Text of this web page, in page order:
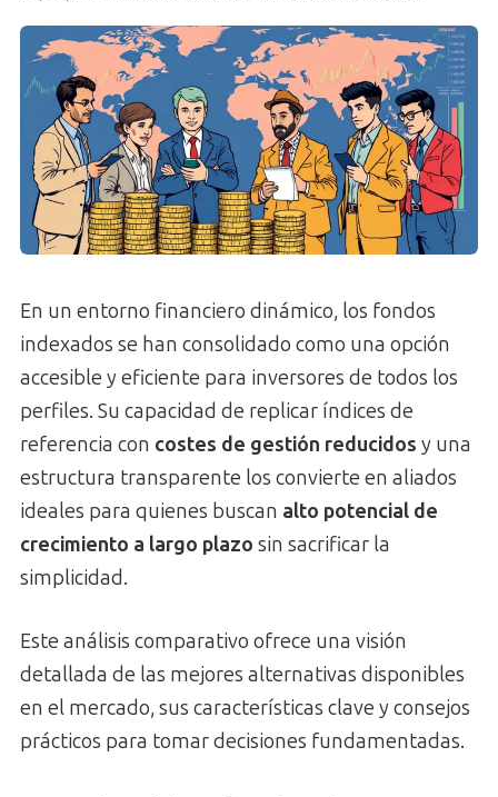
En un entorno financiero dinámico, los fondos
indexados se han consolidado como una opción
accesible y eficiente para inversores de todos los
perfiles. Su capacidad de replicar índices de
referencia con costes de gestión reducidos y una
estructura transparente los convierte en aliados
ideales para quienes buscan alto potencial de
crecimiento a largo plazo sin sacrificar la
simplicidad.
Este análisis comparativo ofrece una visión
detallada de las mejores alternativas disponibles
en el mercado, sus características clave y consejos
prácticos para tomar decisiones fundamentadas.